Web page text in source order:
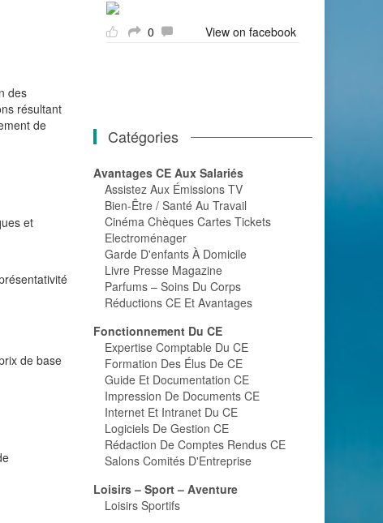
des
résultant
de
et
de base
0 View on facebook
Catégories
Avantages CE Aux Salariés
Assistez Aux Émissions TV
Bien-Être / Santé Au Travail
Cinéma Chèques Cartes Tickets
Electroménager
Garde D'enfants À Domicile
Livre Presse Magazine
Parfums – Soins Du Corps
Réductions CE Et Avantages
Fonctionnement Du CE
Expertise Comptable Du CE
Formation Des Élus De CE
Guide Et Documentation CE
Impression De Documents CE
Internet Et Intranet Du CE
Logiciels De Gestion CE
Rédaction De Comptes Rendus CE
Salons Comités D'Entreprise
Loisirs – Sport – Aventure
Loisirs Sportifs